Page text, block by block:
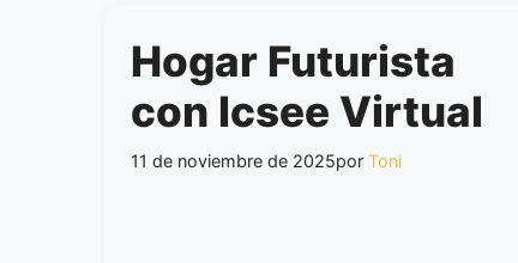
Hogar Futurista
con Icsee Virtual
11 de noviembre de 2025por Toni